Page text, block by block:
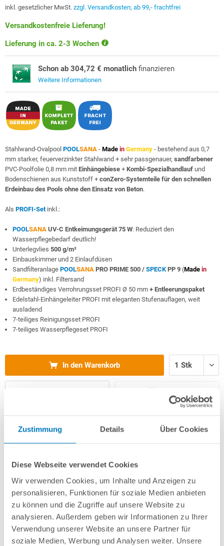
Zustimmung Details Über Cookies
Diese Webseite verwendet Cookies
Wir verwenden Cookies, um Inhalte und Anzeigen zu
personalisieren, Funktionen für soziale Medien anbieten
zu können und die Zugriffe auf unsere Website zu
analysieren. Außerdem geben wir Informationen zu Ihrer
Verwendung unserer Website an unsere Partner für
soziale Medien, Werbung und Analysen weiter. Unsere
inkl. gesetzlicher MwSt. zzgl. Versandkosten; ab 99,- frachtfrei
Versandkostenfreie Lieferung!
Lieferung in ca. 2-3 Wochen
Schon ab 304,72 € monatlich finanzieren
Weitere Informationen
Stahlwand-Ovalpool POOLSANA - Made in Germany - bestehend aus 0,7
mm starker, feuerverzinkter Stahlwand + sehr passgenauer, sandfarbener
PVC-Poolfolie 0,8 mm mit Einhängebiese + Kombi-Spezialhandlauf und
Bodenschienen aus Kunststoff + conZero-Systemteile für den schnellen
Erdeinbau des Pools ohne den Einsatz von Beton.
Als PROFI-Setinkl.:
POOLSANA UV-C Entkeimungsgerät 75 W: Reduziert den
Wasserpflegebedarf deutlich!
Unterlegvlies 500 g/m²
Einbauskimmer und 2 Einlaufdüsen
Sandfilteranlage POOLSANA PRO PRIME 500 / SPECKPP 9 (Made in
Germany) inkl. Filtersand
Erdbeständiges Verrohrungsset PROFI Ø 50 mm + Entleerungspaket
Edelstahl-Einhängeleiter PROFI mit eleganten Stufenauflagen, weit
ausladend
7-teiliges Reinigungsset PROFI
7-teiliges Wasserpflegeset PROFI
In den Warenkorb
Fragen? Wir helfen Ihnen gerne weiter:
info(at)poolsana.de
Produktbeschreibung
Herstellerangaben